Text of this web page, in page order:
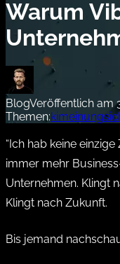
Warum
BlogVeröffentlich am
Themen:kimeinung
“Ich hab keine
immer mehr
Unternehmen. Klingt
Klingt nach Zukunft.
Bis jemand